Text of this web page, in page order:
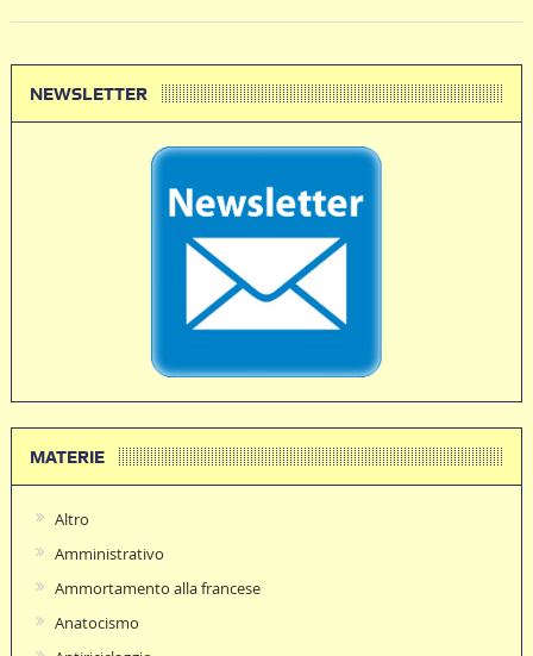
NEWSLETTER
MATERIE
Altro
Amministrativo
Ammortamento alla francese
Anatocismo